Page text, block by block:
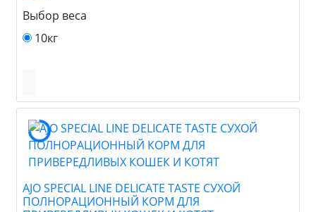
Выбор веса
10кг
AJO SPECIAL LINE DELICATE TASTE СУХОЙ
ПОЛНОРАЦИОННЫЙ КОРМ ДЛЯ